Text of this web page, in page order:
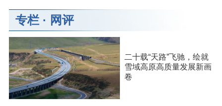
专栏· 网评
二十载“天路”飞驰，绘就
雪域高原高质量发展新画
卷